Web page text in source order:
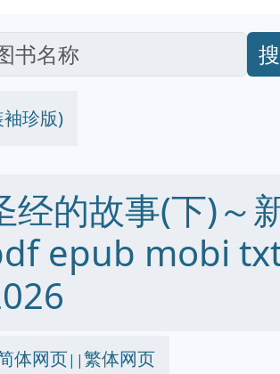
珍版)
经的故事(下)～
epub mobi
体网页||繁体网页